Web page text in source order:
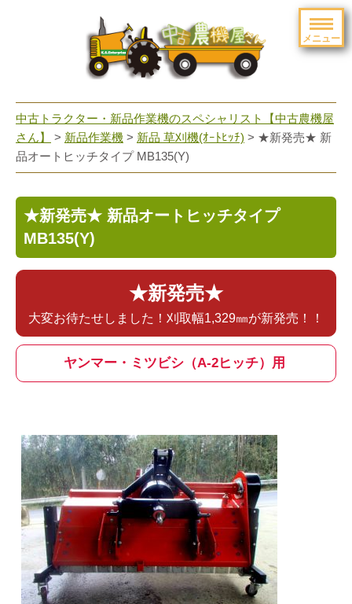
メニュー
navigation
中古トラクター・新品作業機のスペシャリスト【中古農機屋
さん】
> 新品作業機 > 新品 草刈機(ｵｰﾄﾋｯﾁ) > ★新発売★ 新
品オートヒッチタイプ MB135(Y)
★新発売★ 新品オートヒッチタイプ
MB135(Y)
★新発売★
大変お待たせしました！刈取幅1,329㎜が新発売！！
ヤンマー・ミツビシ（A-2ヒッチ）用